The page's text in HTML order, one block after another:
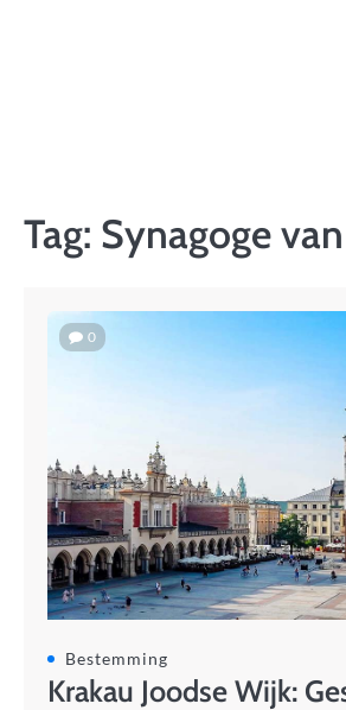
Tag: Synagoge
0
Bestemming
Krakau Joodse Wijk: